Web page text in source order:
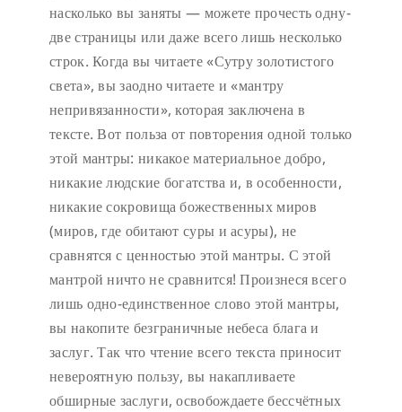
насколько вы заняты — можете прочесть одну-
две страницы или даже всего лишь несколько
строк. Когда вы читаете «Сутру золотистого
света», вы заодно читаете и «мантру
непривязанности», которая заключена в
тексте. Вот польза от повторения одной только
этой мантры: никакое материальное добро,
никакие людские богатства и, в особенности,
никакие сокровища божественных миров
(миров, где обитают суры и асуры), не
сравнятся с ценностью этой мантры. С этой
мантрой ничто не сравнится! Произнеся всего
лишь одно-единственное слово этой мантры,
вы накопите безграничные небеса блага и
заслуг. Так что чтение всего текста приносит
невероятную пользу, вы накапливаете
обширные заслуги, освобождаете бессчётных